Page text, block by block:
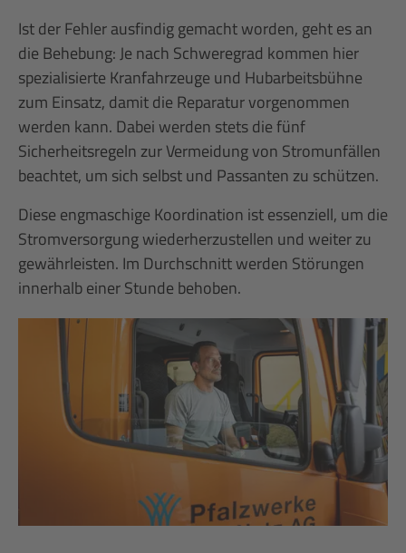
Ist der Fehler ausfindig gemacht worden, geht es an
die Behebung: Je nach Schweregrad kommen hier
spezialisierte Kranfahrzeuge und Hubarbeitsbühne
zum Einsatz, damit die Reparatur vorgenommen
werden kann. Dabei werden stets die fünf
Sicherheitsregeln zur Vermeidung von Stromunfällen
beachtet, um sich selbst und Passanten zu schützen.
Diese engmaschige Koordination ist essenziell, um die
Stromversorgung wiederherzustellen und weiter zu
gewährleisten. Im Durchschnitt werden Störungen
innerhalb einer Stunde behoben.